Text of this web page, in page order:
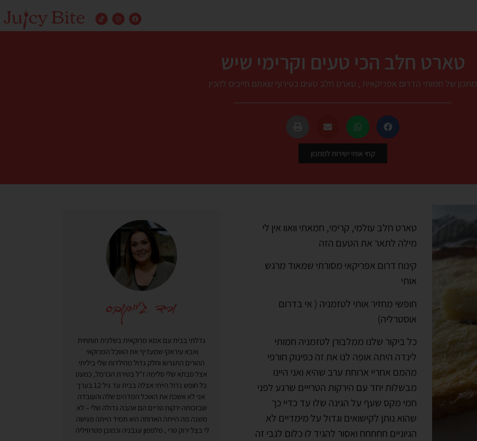
טארט חלב הכי טעים וקרימי שיש
מתכון של חמותי הדרום אפריקאית , טארט חלב טעים בטירוף שאתם חייבים להכין
קחי אותי ישירות למתכון
טארט חלב עולמי, קרימי, חמאתי וואוו אין לי
מילה לתאר את הטעם הזה
קינוח דרום אפריקאי מסורתי שמאוד מרגש
אותי
חופשי מחזיר אותי לטזמניה ( אי בדרום
אוסטרליה)
כל ביקור שלנו ממלבורן לטזמניה חמותי
לינדה היתה אופה לנו את זה כפינוק חורפי
מהמם אחריי ארוחת ערב שהיא ואני היינו
מבשלות יחד עם הירקות הטרייים שרגע לפני
חמי מקס שעף על הגינה שלו עד כדיי כך
שהוא נותן לקישואים וגדול על מימדיים לא
הגיוניים חחחחח ואסור להגיד לו כלום לגבי זה
גדלתי בבית עם אמא מרוקאית בשלנית תותחית
ואבא עיראקי שמעדיף את האוכל המרוקאי
ההורים התגרשו וחלק גדול מהילדות שלי ביליתי
אצל סבתא שלי סלימה ז"ל בטירת הכרמל, כמעט
כל חופש גדול הייתי אצלה בבית עד גיל 12 בערך
אני לא אשכח את האוכל המדהים שלה והעובדה
שבזכותה ירקות טריים הם אהבה גדולה שלי – לא
משנה מה הייתה הארוחה היא תמיד הייתה מגישה
לי בצל ירוק טרי , מלפפון עגבניה וכמובן פטרוזיליה